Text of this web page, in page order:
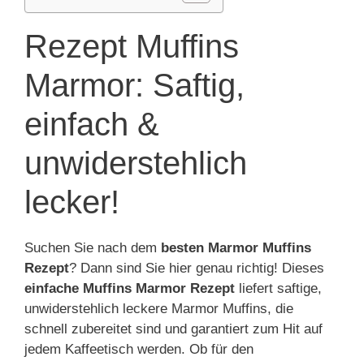
Rezept Muffins
Marmor: Saftig,
einfach &
unwiderstehlich
lecker!
Suchen Sie nach dem besten Marmor Muffins
Rezept? Dann sind Sie hier genau richtig! Dieses
einfache Muffins Marmor Rezept liefert saftige,
unwiderstehlich leckere Marmor Muffins, die
schnell zubereitet sind und garantiert zum Hit auf
jedem Kaffeetisch werden. Ob für den